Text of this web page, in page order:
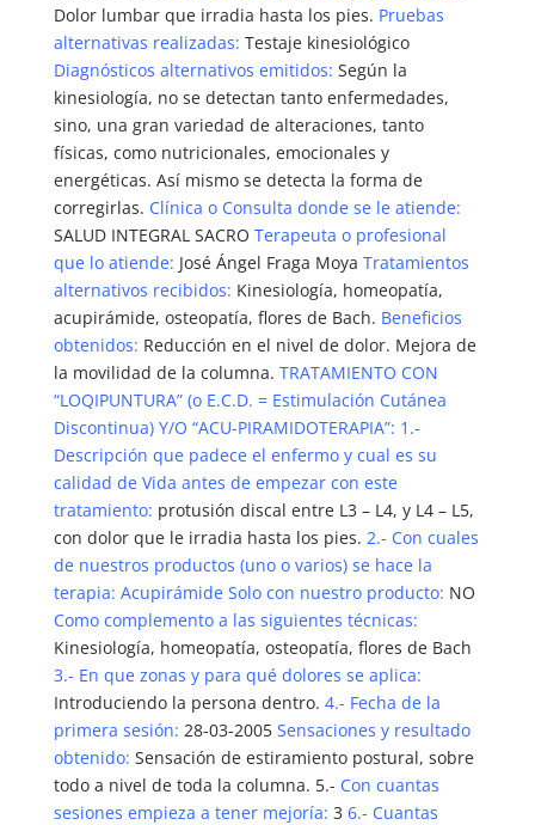
Dolor lumbar que irradia hasta los pies. Pruebas
alternativas realizadas: Testaje kinesiológico
Diagnósticos alternativos emitidos: Según la
kinesiología, no se detectan tanto enfermedades,
sino, una gran variedad de alteraciones, tanto
físicas, como nutricionales, emocionales y
energéticas. Así mismo se detecta la forma de
corregirlas. Clínica o Consulta donde se le atiende:
SALUD INTEGRAL SACRO Terapeuta o profesional
que lo atiende: José Ángel Fraga Moya Tratamientos
alternativos recibidos: Kinesiología, homeopatía,
acupirámide, osteopatía, flores de Bach. Beneficios
obtenidos: Reducción en el nivel de dolor. Mejora de
la movilidad de la columna. TRATAMIENTO CON
“LOQIPUNTURA” (o E.C.D. = Estimulación Cutánea
Discontinua) Y/O “ACU-PIRAMIDOTERAPIA”: 1.-
Descripción que padece el enfermo y cual es su
calidad de Vida antes de empezar con este
tratamiento: protusión discal entre L3 – L4, y L4 – L5,
con dolor que le irradia hasta los pies. 2.- Con cuales
de nuestros productos (uno o varios) se hace la
terapia: Acupirámide Solo con nuestro producto: NO
Como complemento a las siguientes técnicas:
Kinesiología, homeopatía, osteopatía, flores de Bach
3.- En que zonas y para qué dolores se aplica:
Introduciendo la persona dentro. 4.- Fecha de la
primera sesión: 28-03-2005 Sensaciones y resultado
obtenido: Sensación de estiramiento postural, sobre
todo a nivel de toda la columna. 5.- Con cuantas
sesiones empieza a tener mejoría: 3 6.- Cuantas